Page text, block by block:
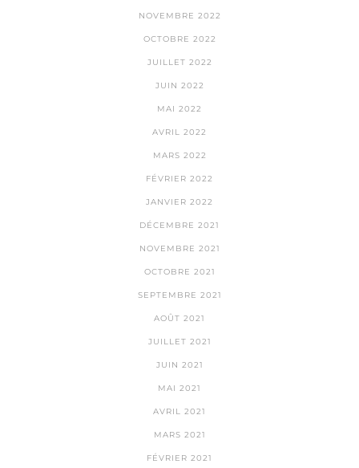
NOVEMBRE 2022
OCTOBRE 2022
JUILLET 2022
JUIN 2022
MAI 2022
AVRIL 2022
MARS 2022
FÉVRIER 2022
JANVIER 2022
DÉCEMBRE 2021
NOVEMBRE 2021
OCTOBRE 2021
SEPTEMBRE 2021
AOÛT 2021
JUILLET 2021
JUIN 2021
MAI 2021
AVRIL 2021
MARS 2021
FÉVRIER 2021